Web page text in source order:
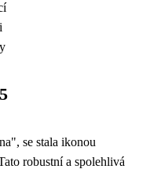
se stala ikonou
robustní a spolehlivá